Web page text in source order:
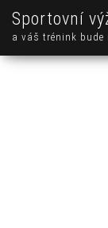
Sportovní
a váš trénink bude